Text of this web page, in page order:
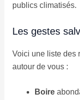
publics climatisés.
Les gestes
Voici une liste des
autour de vous :
Boire